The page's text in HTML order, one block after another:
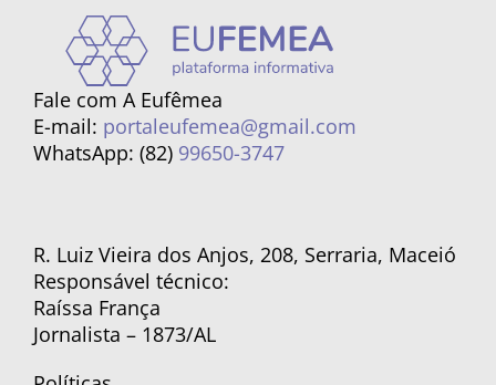
Fale com A Eufêmea
E-mail: portaleufemea@gmail.com
WhatsApp: (82) 99650-3747
R. Luiz Vieira dos Anjos, 208, Serraria, Maceió
Responsável técnico:
Raíssa França
Jornalista – 1873/AL